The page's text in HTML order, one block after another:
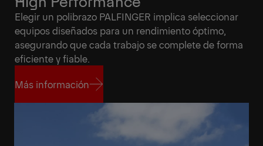
Elegir un polibrazo PALFINGER implica seleccionar
equipos diseñados para un rendimiento óptimo,
asegurando que cada trabajo se complete de forma
eficiente y fiable.
Más información